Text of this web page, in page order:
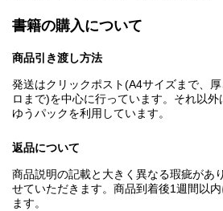
書籍の購入について
商品引き渡し方法
発送はクリックポスト(A4サイズまで、
ロまで)を中心に行っています。それ以外
ゆうパックを利用しています。
返品について
商品説明の記載と大きく異なる瑕疵があ
せていただきます。商品到着後1週間以
ます。